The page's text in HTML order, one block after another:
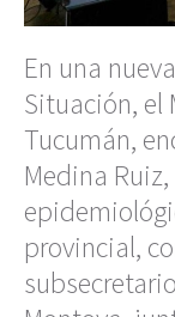
En una
Situación, el
Tucumán,
Medina
provincial,